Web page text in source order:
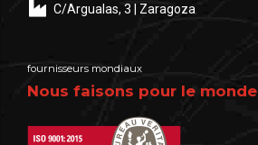
C/Argualas, 3 | Zaragoza
fournisseurs mondiaux
Nous faisons pour le monde